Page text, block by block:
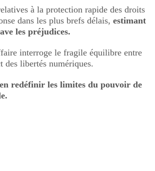
à la protection rapide des droits
dans les plus brefs délais,estimant
les préjudices.
interroge le fragile équilibre entre
des libertés numériques.
redéfinir les limites du pouvoir de